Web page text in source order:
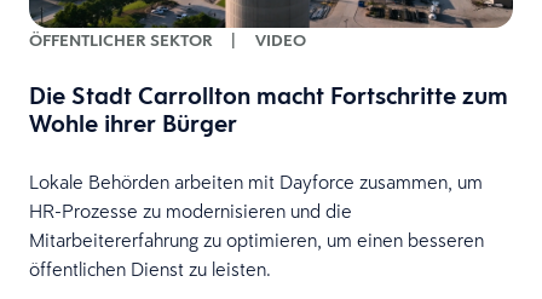
ÖFFENTLICHER SEKTOR | VIDEO
Die Stadt Carrollton macht Fortschritte zum
Wohle ihrer Bürger
Lokale Behörden arbeiten mit Dayforce zusammen, um
HR-Prozesse zu modernisieren und die
Mitarbeitererfahrung zu optimieren, um einen besseren
öffentlichen Dienst zu leisten.